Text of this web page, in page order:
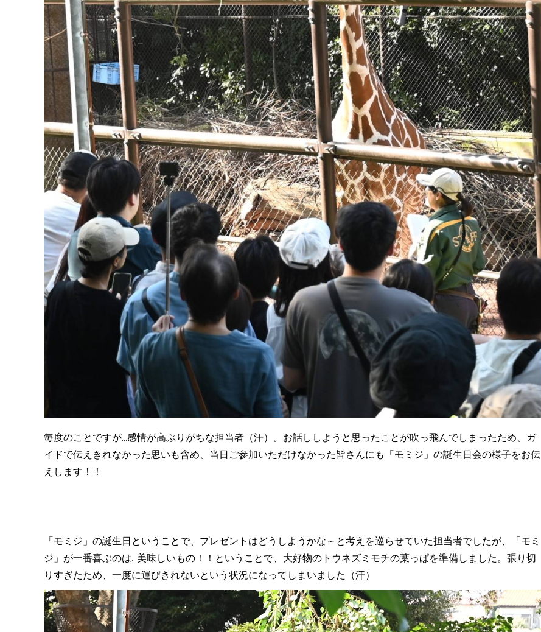
毎度のことですが...感情が高ぶりがちな担当者（汗）。お話ししようと思ったことが吹っ飛んでしまったため、ガ
イドで伝えきれなかった思いも含め、当日ご参加いただけなかった皆さんにも「モミジ」の誕生日会の様子をお伝
えします！！
「モミジ」の誕生日ということで、プレゼントはどうしようかな～と考えを巡らせていた担当者でしたが、「モミ
ジ」が一番喜ぶのは...美味しいもの！！ということで、大好物のトウネズミモチの葉っぱを準備しました。張り切
りすぎたため、一度に運びきれないという状況になってしまいました（汗）